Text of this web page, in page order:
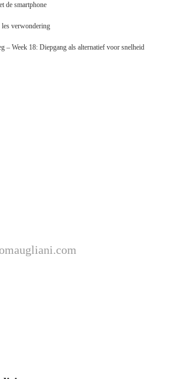
de smartphone
les verwondering
– Week 18: Diepgang als alternatief voor snelheid